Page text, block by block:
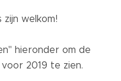
welkom!
hieronder om de
2019 te zien.